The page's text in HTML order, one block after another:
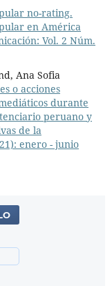
no-rating.
en América
Vol. 2 Núm.
Ana Sofia
o acciones
durante
peruano y
de la
enero - junio